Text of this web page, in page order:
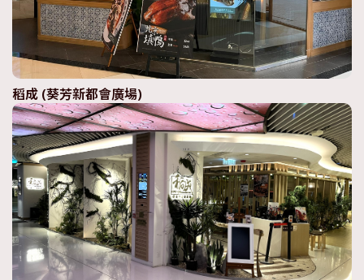
稻成 (葵芳新都會廣場)